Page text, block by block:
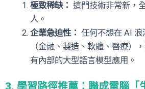
極致稀缺： 這門技術非常新，
人。
企業急迫性： 任何不想在 AI
（金融、製造、軟體、醫療）
有內部的大型語言模型應用。
3. 學習路徑推薦：聯成電腦「